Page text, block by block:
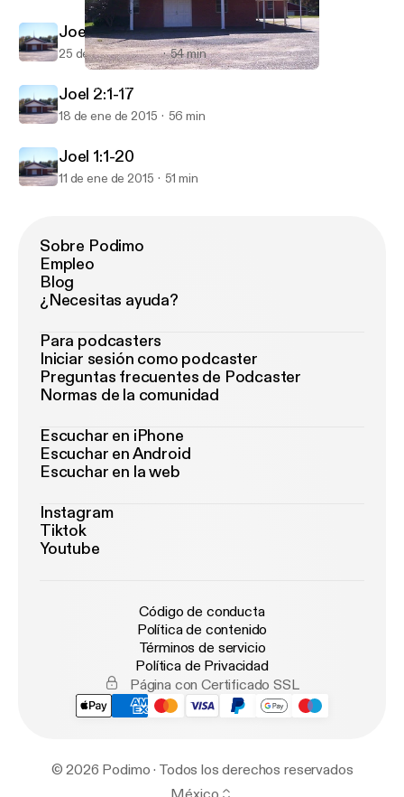
FBC Series: The Book of Joel
Joel 2:18-32
25 de ene de 2015 54 min
Joel 2:1-17
18 de ene de 2015 56 min
Joel 1:1-20
11 de ene de 2015 51 min
Sobre Podimo
Empleo
Blog
¿Necesitas ayuda?
Para podcasters
Iniciar sesión como podcaster
Preguntas frecuentes de Podcaster
Normas de la comunidad
Escuchar en iPhone
Escuchar en Android
Escuchar en la web
Instagram
Tiktok
Youtube
Código de conducta
Política de contenido
Términos de servicio
Política de Privacidad
Página con Certificado SSL
© 2026 Podimo · Todos los derechos reservados